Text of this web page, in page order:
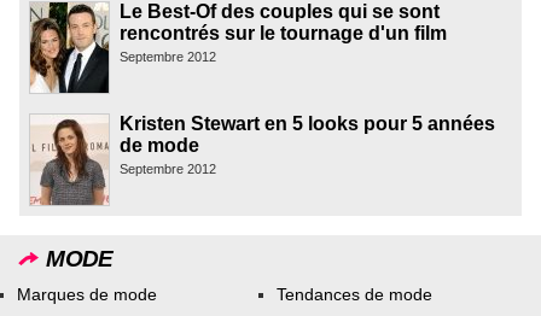
Le Best-Of des couples qui se sont
rencontrés sur le tournage d'un film
Septembre 2012
Kristen Stewart en 5 looks pour 5 années
de mode
Septembre 2012
MODE
Marques de mode Tendances de mode